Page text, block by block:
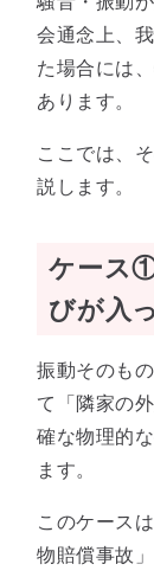
会通念上、
た場合には
あります。
ここでは、
説します。
ケース
びが入
振動そのも
て「隣家の
確な物理的
ます。
このケース
物賠償事故